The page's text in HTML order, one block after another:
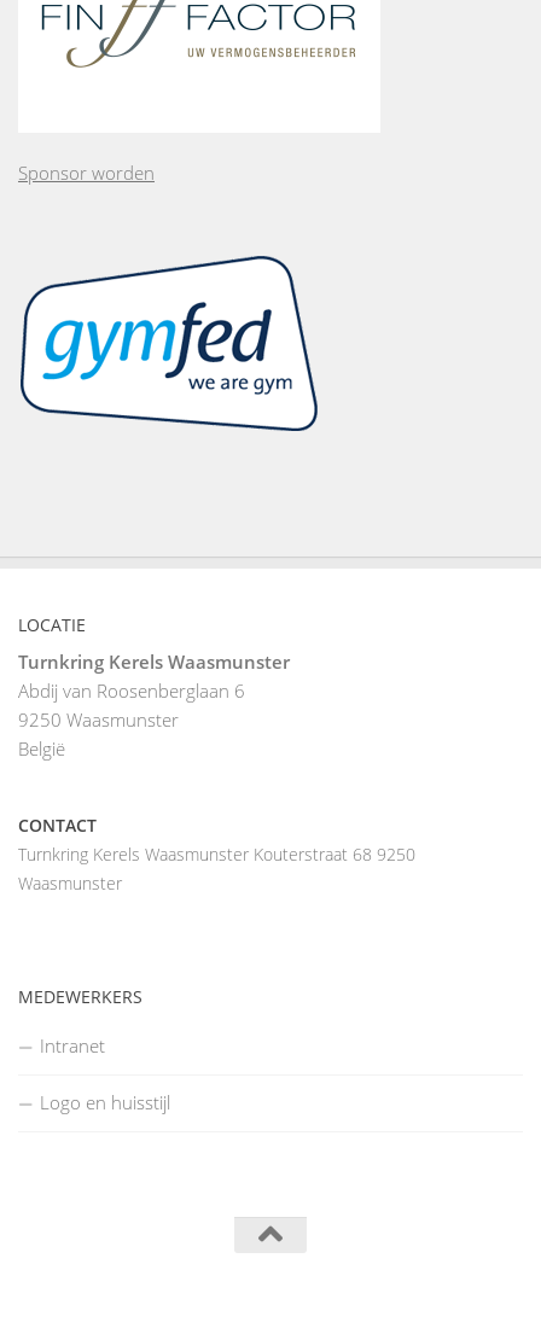
Sponsor worden
LOCATIE
Turnkring Kerels Waasmunster
Abdij van Roosenberglaan 6
9250 Waasmunster
België
CONTACT
Turnkring Kerels Waasmunster Kouterstraat 68 9250
Waasmunster
MEDEWERKERS
Intranet
Logo en huisstijl